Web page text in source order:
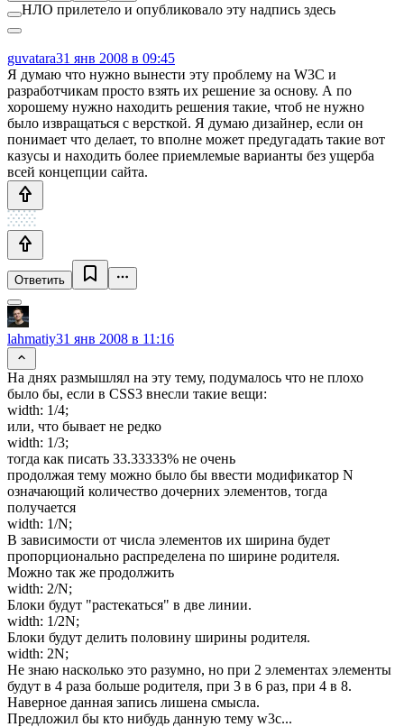
НЛО прилетело и опубликовало эту надпись здесь
guvatara31 янв 2008 в 09:45
Я думаю что нужно вынести эту проблему на W3C и
разработчикам просто взять их решение за основу. А по
хорошему нужно находить решения такие, чтоб не нужно
было извращаться с версткой. Я думаю дизайнер, если он
понимает что делает, то вполне может предугадать такие вот
казусы и находить более приемлемые варианты без ущерба
всей концепции сайта.
Ответить
lahmatiy31 янв 2008 в 11:16
На днях размышлял на эту тему, подумалось что не плохо
было бы, если в CSS3 внесли такие вещи:
width: 1/4;
или, что бывает не редко
width: 1/3;
тогда как писать 33.33333% не очень
продолжая тему можно было бы ввести модификатор N
означающий количество дочерних элементов, тогда
получается
width: 1/N;
В зависимости от числа элементов их ширина будет
пропорционально распределена по ширине родителя.
Можно так же продолжить
width: 2/N;
Блоки будут "растекаться" в две линии.
width: 1/2N;
Блоки будут делить половину ширины родителя.
width: 2N;
Не знаю насколько это разумно, но при 2 элементах элементы
будут в 4 раза больше родителя, при 3 в 6 раз, при 4 в 8.
Наверное данная запись лишена смысла.
Предложил бы кто нибудь данную тему w3c...